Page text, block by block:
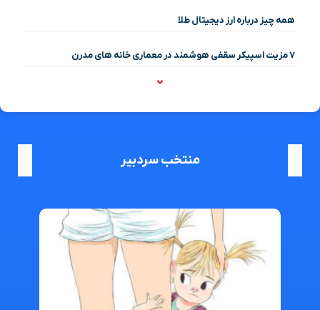
همه چیز درباره ارز دیجیتال طلا
۷ مزیت اسپیکر سقفی هوشمند در معماری خانه‌ های مدرن
منتخب سردبیر